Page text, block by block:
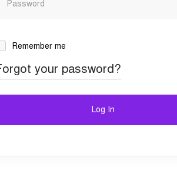
Remember me
your password?
Log In